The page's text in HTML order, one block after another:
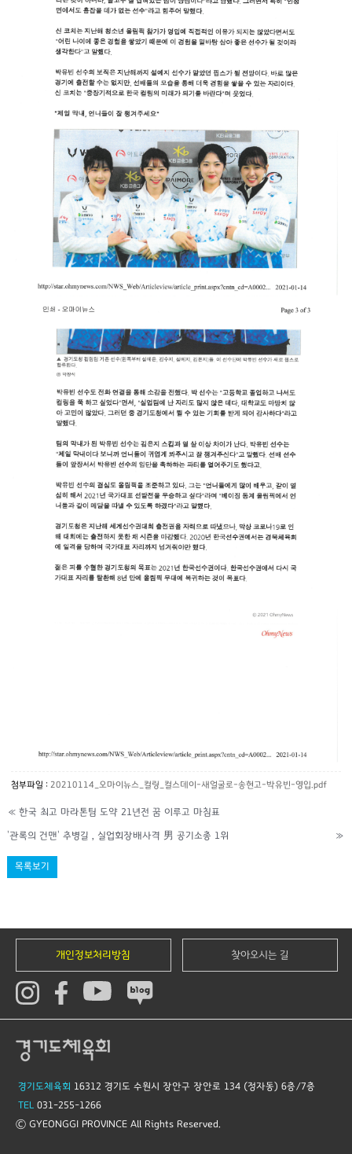
첨부파일 : 20210114_오마이뉴스_컬링_컬스데이-새얼굴로-송현고-박유빈-영입.pdf
« 한국 최고 마라톤팀 도약 21년전 꿈 이루고 마침표
'관록의 건맨' 추병길 , 실업회장배사격 男 공기소총 1위 »
목록보기
개인정보처리방침 찾아오시는 길
경기도체육회 16312 경기도 수원시 장안구 장안로 134 (정자동) 6층/7층
TEL 031-255-1266
© GYEONGGI PROVINCE All Rights Reserved.